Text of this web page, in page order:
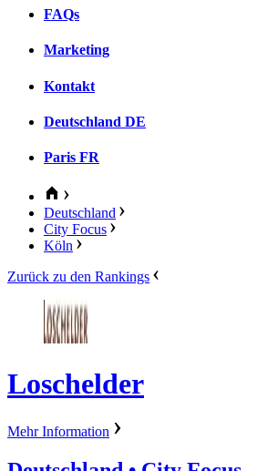
FAQs
Marketing
Kontakt
Deutschland DE
Paris FR
Deutschland
City Focus
Köln
Zurück zu den Rankings
Loschelder
Mehr Information